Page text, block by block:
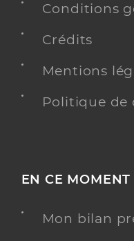
Conditions
Crédits
Mentions
Politique
EN CE MOMENT
Mon bilan